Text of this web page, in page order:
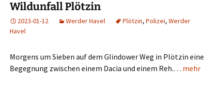
Wildunfall Plötzin
2023-01-12 Werder Havel Plötzin, Polizei, Werder
Havel
Morgens um Sieben auf dem Glindower Weg in Plötzin eine
Begegnung zwischen einem Dacia und einem Reh.… mehr